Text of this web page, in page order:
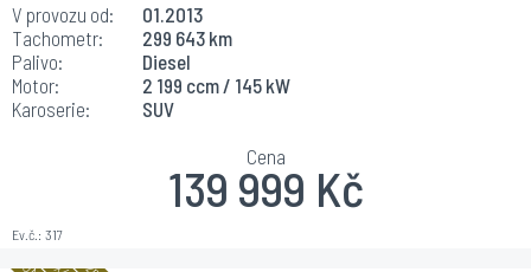
V provozu od:
01.2013
Tachometr:
299 643 km
Palivo:
Diesel
Motor:
2 199 ccm / 145 kW
Karoserie:
SUV
Ev.č.: 317
Cena
139 999 Kč